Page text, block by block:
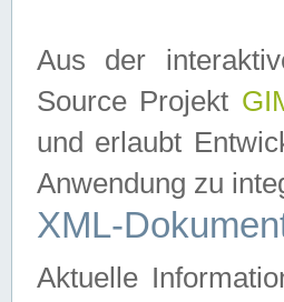
Aus der
Source Projekt
und erlaubt
Anwendung zu
XML-
Aktuelle